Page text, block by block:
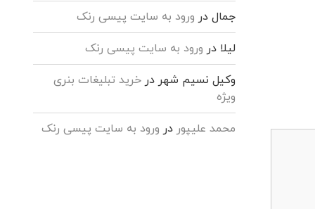
جمال در ورود به سایت پیسی رنک
لیلا در ورود به سایت پیسی رنک
وکیل نسیم شهر درخرید تبلیغات بنری
ویژه
محمد علیپور در ورود به سایت پیسی رنک